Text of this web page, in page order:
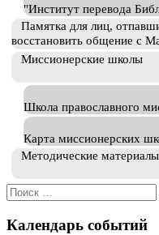
"Институт перевода
Памятка для лиц,
восстановить общение с
Миссионерские школы
Школа православного
Карта миссионерских
Методические материалы
Искать:
Календарь событий